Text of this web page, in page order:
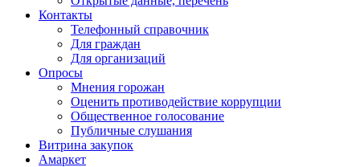
Контакты
Телефонный справочник
Для граждан
Для организаций
Опросы
Мнения горожан
Оценить противодействие коррупции
Общественное голосование
Публичные слушания
Витрина закупок
Амаркет